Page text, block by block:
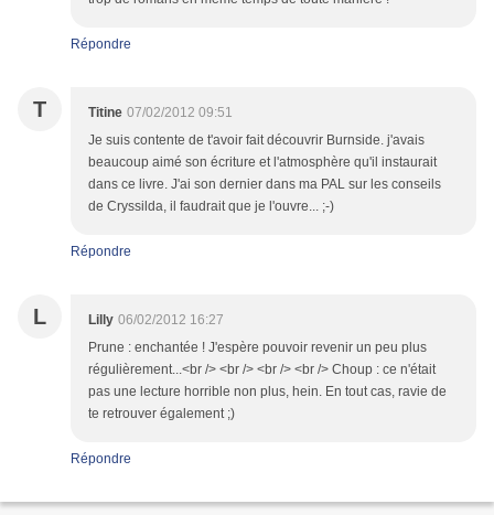
Répondre
T Titine 07/02/2012 09:51
Je suis contente de t'avoir fait découvrir Burnside. j'avais
beaucoup aimé son écriture et l'atmosphère qu'il instaurait
dans ce livre. J'ai son dernier dans ma PAL sur les conseils
de Cryssilda, il faudrait que je l'ouvre... ;-)
Répondre
L Lilly 06/02/2012 16:27
Prune : enchantée ! J'espère pouvoir revenir un peu plus
régulièrement...<br /> <br /> <br /> <br /> Choup : ce n'était
pas une lecture horrible non plus, hein. En tout cas, ravie de
te retrouver également ;)
Répondre